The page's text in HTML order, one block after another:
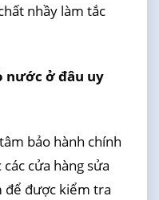
nhầy làm tắc
nước ở đâu uy
bảo hành chính
cửa hàng sửa
để được kiểm tra